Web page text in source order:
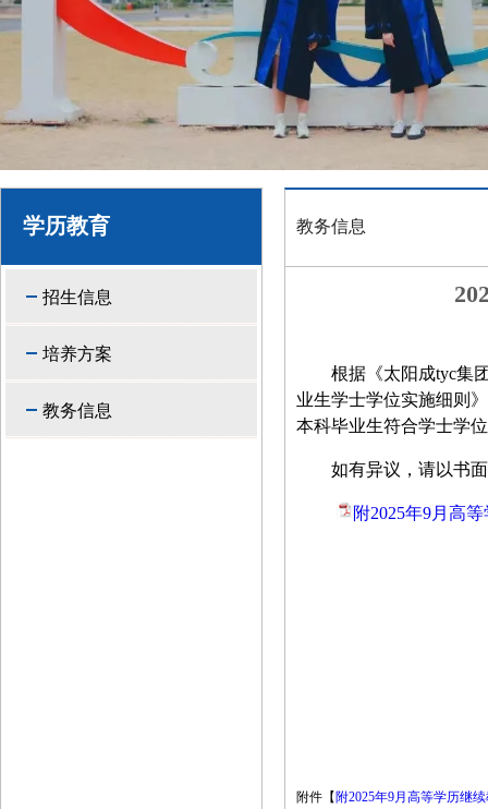
学历教育
招生信息
培养方案
教务信息
教务信息
根据《太阳成tyc集
业生学士学位实施细则
本科毕业生符合学士学
如有异议，请以书
附2025年9月高
附件【附2025年9月高等学历继